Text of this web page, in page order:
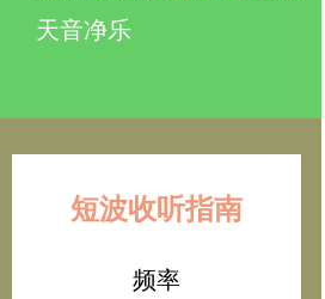
天音净乐
短波收听指南
频率